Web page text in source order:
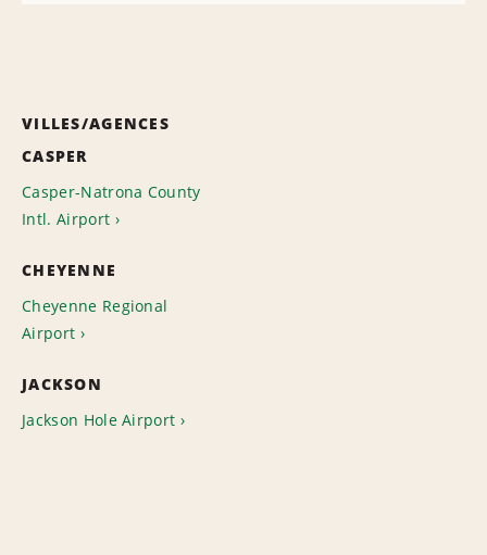
VILLES/AGENCES
CASPER
Casper-Natrona County
Intl. Airport
CHEYENNE
Cheyenne Regional
Airport
JACKSON
Jackson Hole Airport